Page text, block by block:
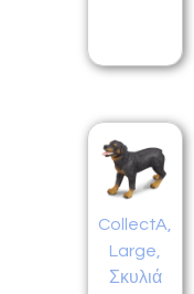
CollectA
Large
Σκυλιά